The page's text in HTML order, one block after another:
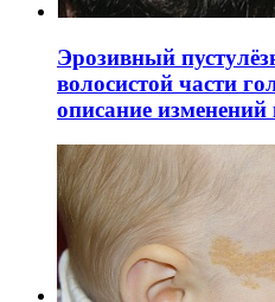
Эрозивный
волосистой части
описание